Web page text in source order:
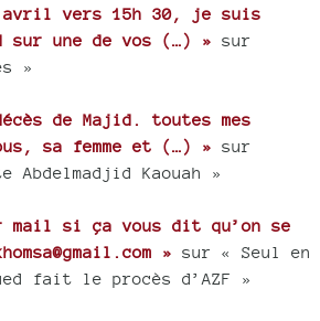
avril vers 15h 30, je suis
sur une de vos (…) » sur
»
de Majid. toutes mes
sa femme et (…) » sur
Abdelmadjid Kaouah »
mail si ça vous dit qu’on se
» sur « Seul en
fait le procès d’AZF »